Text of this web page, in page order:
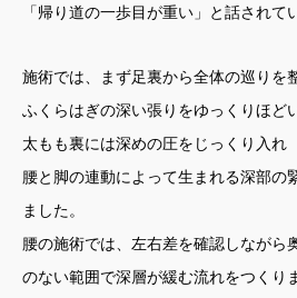
「帰り道の一歩目が重い」と話されて
施術では、まず足裏から全体の巡りを
ふくらはぎの深い張りをゆっくりほど
太もも裏には深めの圧をじっくり入れ
腰と脚の連動によって生まれる深部の
ました。
腰の施術では、左右差を確認しながら
のない範囲で深層が緩む流れをつくり